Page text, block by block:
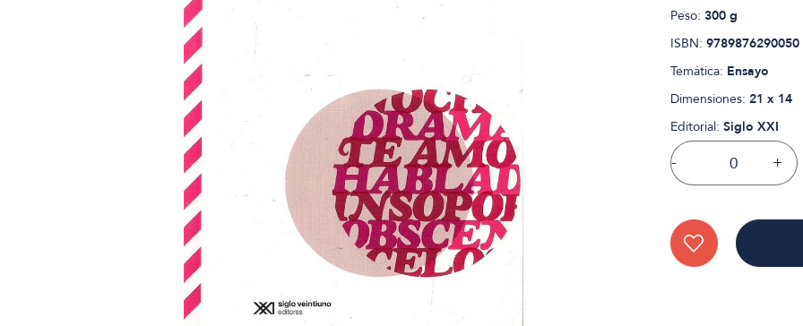
Peso: 300 g
ISBN: 9789876290050
Temática: Ensayo
Dimensiones: 21 x 14
Editorial: Siglo XXI
- +